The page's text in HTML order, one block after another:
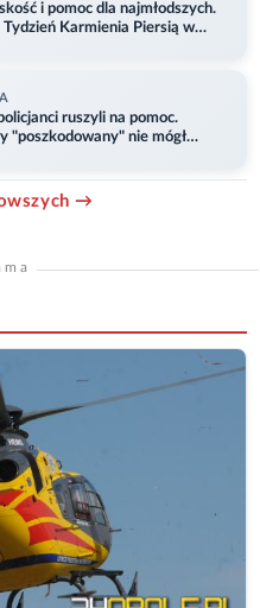
i pomoc dla najmłodszych.
Karmienia Piersią w
ruszyli na pomoc.
"poszkodowany" nie mógł
→